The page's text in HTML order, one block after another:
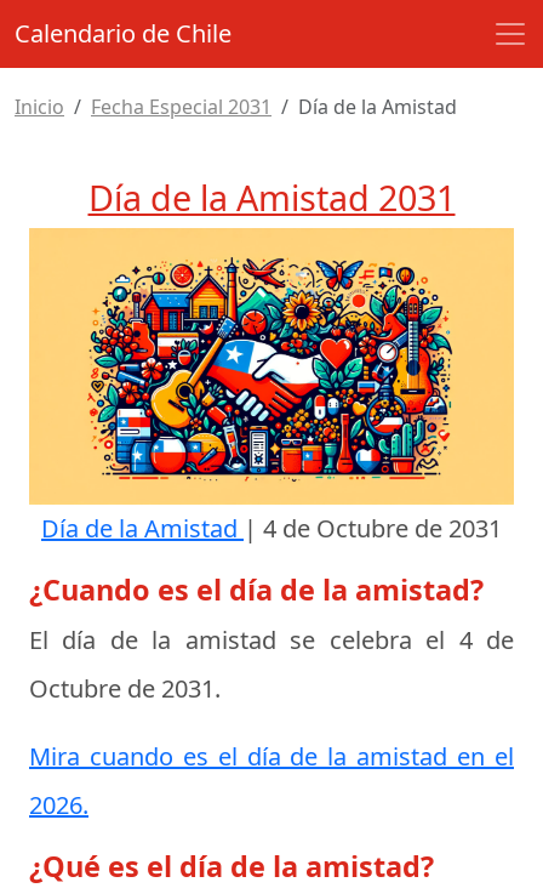
Calendario de Chile
Inicio Fecha Especial 2031 Día de la Amistad
Día de la Amistad 2031
Día de la Amistad | 4 de Octubre de 2031
¿Cuando es el día de la amistad?
El día de la amistad se celebra el 4 de
Octubre de 2031.
Mira cuando es el día de la amistad en el
2026.
¿Qué es el día de la amistad?